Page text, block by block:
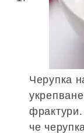
Черупка
че